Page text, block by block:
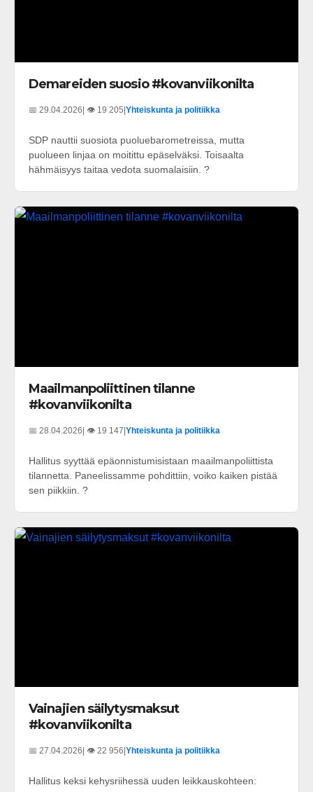
Demareiden suosio #kovanviikonilta
📅 29.04.2026 | 👁️ 19 205 Yhteiskunta ja politiikka
SDP nauttii suosiota puoluebarometreissa, mutta
puolueen linjaa on moitittu epäselväksi. Toisaalta
hähmäisyys taitaa vedota suomalaisiin. ?
Maailmanpoliittinen tilanne
#kovanviikonilta
📅 28.04.2026| 👁️ 19 147|Yhteiskunta ja politiikka
Hallitus syyttää epäonnistumisistaan maailmanpoliittista
tilannetta. Paneelissamme pohdittiin, voiko kaiken pistää
sen piikkiin. ?
Vainajien säilytysmaksut
#kovanviikonilta
📅 27.04.2026 | 👁️ 22 956 Yhteiskunta ja politiikka
Hallitus keksi kehysriihessä uuden leikkauskohteen: